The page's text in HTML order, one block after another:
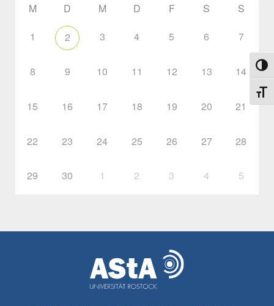
M D M D F S S
1 2 3 4 5 6 7
8 9 10 11 12 13 14
15 16 17 18 19 20 21
22 23 24 25 26 27 28
29 30 1 2 3 4 5